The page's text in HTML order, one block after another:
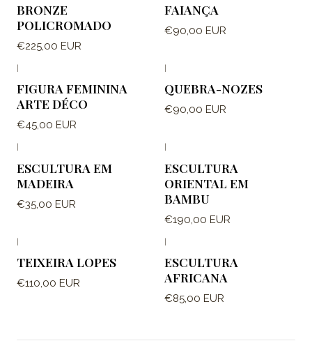
BRONZE
POLICROMADO
€225,00 EUR
FAIANÇA
€90,00 EUR
FIGURA FEMININA
ARTE DÉCO
€45,00 EUR
QUEBRA-NOZES
€90,00 EUR
ESCULTURA EM
MADEIRA
€35,00 EUR
ESCULTURA
ORIENTAL EM
BAMBU
€190,00 EUR
|
TEIXEIRA LOPES
€110,00 EUR
|
ESCULTURA
AFRICANA
€85,00 EUR